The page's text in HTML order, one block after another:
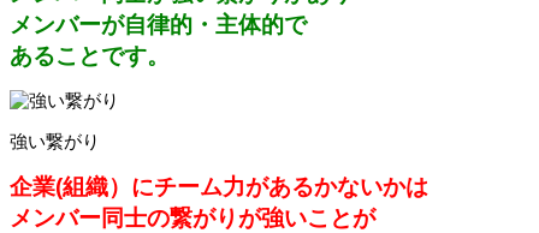
メンバーが自律的・主体的で
あることです。
強い繋がり
企業(組織）にチーム力があるかないかは
メンバー同士の繋がりが強いことが